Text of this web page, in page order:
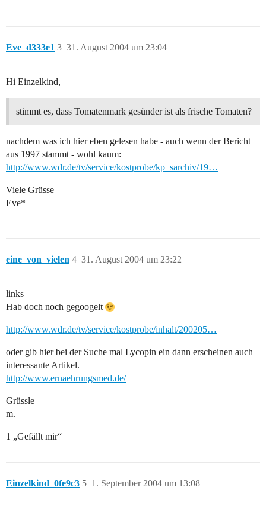
Eve_d333e1 31. August 2004 um 23:04
3
Hi Einzelkind,
stimmt es, dass Tomatenmark gesünder ist als frische Tomaten?
nachdem was ich hier eben gelesen habe - auch wenn der Bericht
aus 1997 stammt - wohl kaum:
http://www.wdr.de/tv/service/kostprobe/kp_sarchiv/19…
Viele Grüsse
Eve*
eine_von_vielen 31. August 2004 um 23:22
4
links
Hab doch noch gegoogelt
http://www.wdr.de/tv/service/kostprobe/inhalt/200205…
oder gib hier bei der Suche mal Lycopin ein dann erscheinen auch
interessante Artikel.
http://www.ernaehrungsmed.de/
Grüssle
m.
1 „Gefällt mir“
Einzelkind_0fe9c3 1. September 2004 um 13:08
5